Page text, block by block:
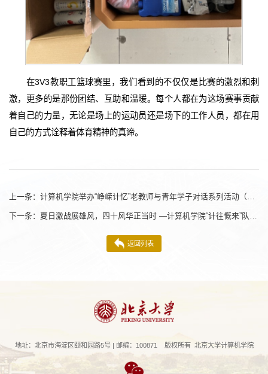
在3V3教职工篮球赛里，我们看到的不仅仅是比赛的激烈和刺
激，更多的是那份团结、互助和温暖。每个人都在为这场赛事贡献
着自己的力量，无论是场上的运动员还是场下的工作人员，都在用
自己的方式诠释着体育精神的真谛。
上一条： 计算机学院举办“峥嵘计忆”老教师与青年学子对话系列活动（第四期）——采访魏引树、孙家骕、袁崇义老师
下一条： 夏日激战展雄风，四十风华正当时 —计算机学院“计往慨来”队赛场纪实
返回列表
地址：北京市海淀区颐和园路5号 | 邮编：100871 版权所有 北京大学计算机学院